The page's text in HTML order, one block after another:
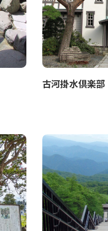
古河掛水倶楽部